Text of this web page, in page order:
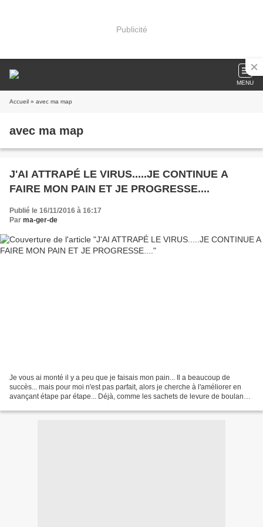
Publicité
MENU
Accueil » avec ma map
avec ma map
J'AI ATTRAPÉ LE VIRUS.....JE CONTINUE A
FAIRE MON PAIN ET JE PROGRESSE....
Publié le 16/11/2016 à 16:17
Par ma-ger-de
Je vous ai monté il y a peu que je faisais mon pain... Il a beaucoup de
succès... mais pour moi n'est pas parfait, alors je cherche à l'améliorer en
avançant étape par étape... Déjà, comme les sachets de levure de boulange